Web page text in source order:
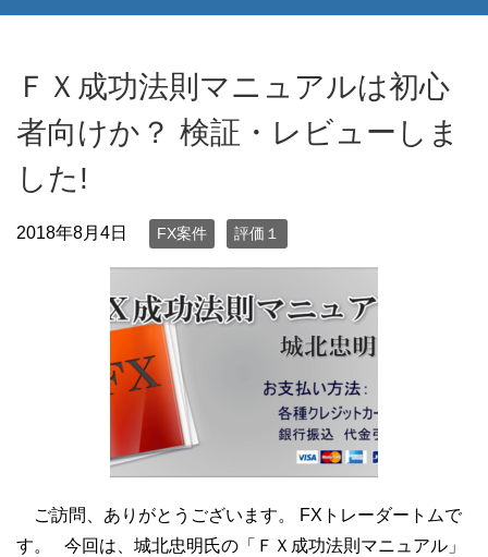
ＦＸ成功法則マニュアルは初心
者向けか？ 検証・レビューしま
した!
2018年8月4日 FX案件 評価１
ご訪問、ありがとうございます。 FXトレーダートムで
す。 今回は、城北忠明氏の「ＦＸ成功法則マニュアル」